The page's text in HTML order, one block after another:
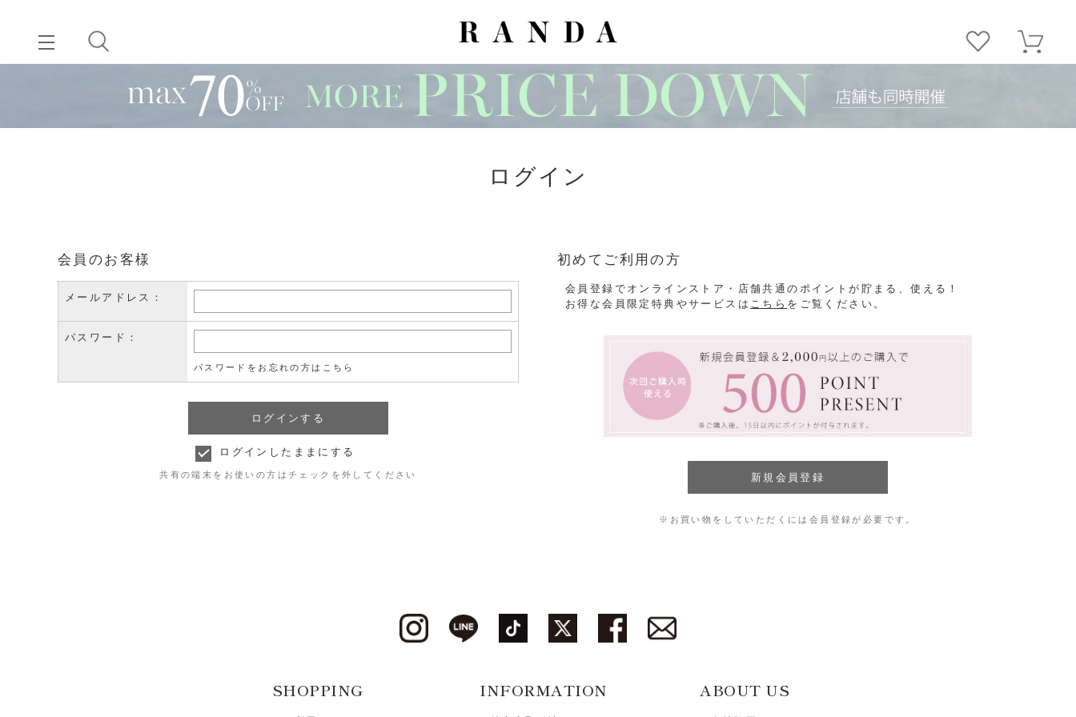
ログイン
会員のお客様
メールアドレス：
パスワード：
パスワードをお忘れの方はこちら
ログインしたままにする
共有の端末をお使いの方はチェックを外してください
初めてご利用の方
会員登録でオンラインストア・店舗共通のポイントが貯まる、使える！
お得な会員限定特典やサービスは こちら をご覧ください。
※お買い物をしていただくには会員登録が必要です。
SHOPPING INFORMATION ABOUT US